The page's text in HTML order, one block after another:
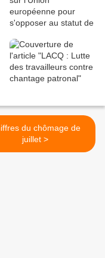
du chômage de
juillet >